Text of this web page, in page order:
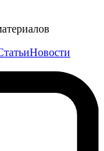
Новости